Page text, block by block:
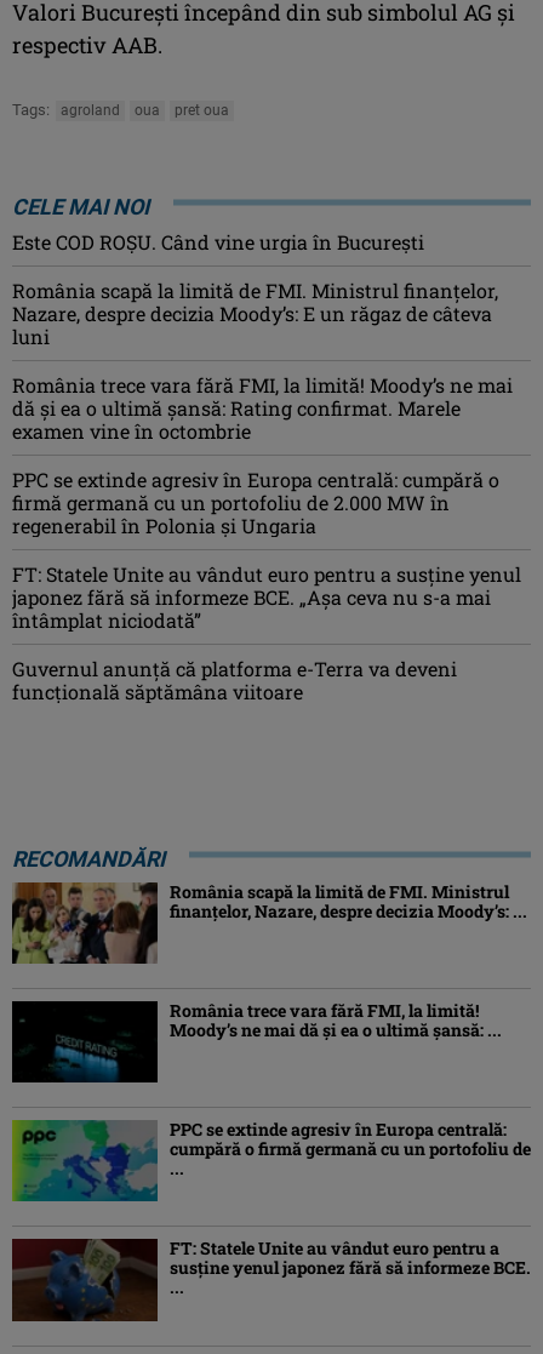
Valori București începând din sub simbolul AG și
respectiv AAB.
Tags: agroland oua pret oua
CELE MAI NOI
Este COD ROŞU. Când vine urgia în Bucureşti
România scapă la limită de FMI. Ministrul finanțelor,
Nazare, despre decizia Moody’s: E un răgaz de câteva
luni
România trece vara fără FMI, la limită! Moody’s ne mai
dă și ea o ultimă șansă: Rating confirmat. Marele
examen vine în octombrie
PPC se extinde agresiv în Europa centrală: cumpără o
firmă germană cu un portofoliu de 2.000 MW în
regenerabil în Polonia și Ungaria
FT: Statele Unite au vândut euro pentru a susține yenul
japonez fără să informeze BCE. „Așa ceva nu s-a mai
întâmplat niciodată”
Guvernul anunță că platforma e-Terra va deveni
funcţională săptămâna viitoare
RECOMANDĂRI
România scapă la limită de FMI. Ministrul
finanțelor, Nazare, despre decizia Moody’s: ...
România trece vara fără FMI, la limită!
Moody’s ne mai dă și ea o ultimă șansă: ...
PPC se extinde agresiv în Europa centrală:
cumpără o firmă germană cu un portofoliu de
...
FT: Statele Unite au vândut euro pentru a
susține yenul japonez fără să informeze BCE.
...